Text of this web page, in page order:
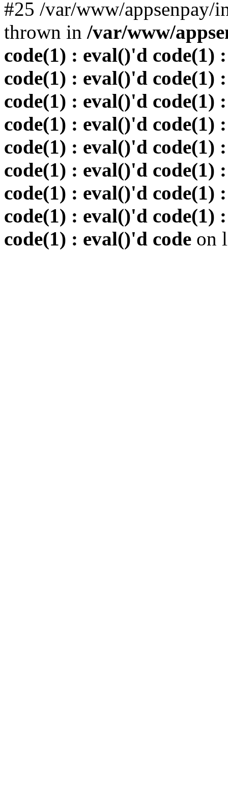
#25 /var/www/
thrown in /var/www/
code(1) : eval()'d code(1)
code(1) : eval()'d code(1)
code(1) : eval()'d code(1)
code(1) : eval()'d code(1)
code(1) : eval()'d code(1)
code(1) : eval()'d code(1)
code(1) : eval()'d code(1)
code(1) : eval()'d code(1)
code(1) : eval()'d code on